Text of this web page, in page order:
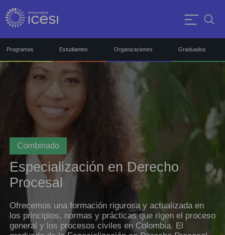
Programas Estudiantes Organizaciones Graduados
Combinado
Especialización en Derecho
Procesal
Ofrecemos una formación rigurosa y actualizada en
los principios, normas y prácticas que rigen el proceso
general y los procesos civiles en Colombia. El